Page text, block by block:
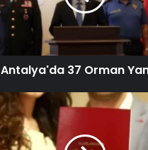
Antalya'da 37 Orman